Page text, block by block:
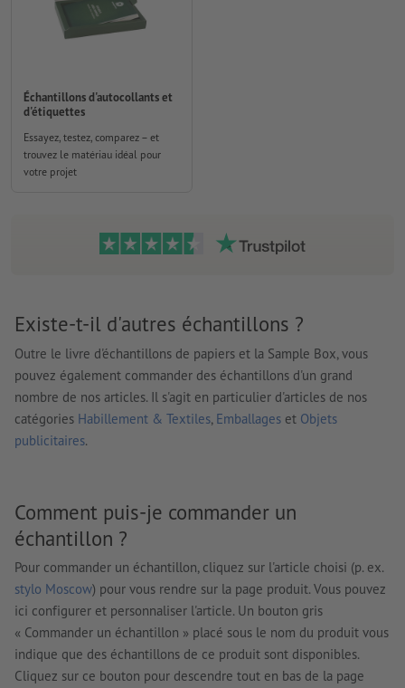
Échantillons d'autocollants et
d'étiquettes
Essayez, testez, comparez – et
trouvez le matériau idéal pour
votre projet
Existe-t-il d'autres échantillons ?
Outre le livre d'échantillons de papiers et la Sample Box, vous
pouvez également commander des échantillons d'un grand
nombre de nos articles. Il s'agit en particulier d'articles de nos
catégories Habillement & Textiles, Emballages et Objets
publicitaires.
Comment puis-je commander un
échantillon ?
Pour commander un échantillon, cliquez sur l'article choisi (p. ex.
stylo Moscow) pour vous rendre sur la page produit. Vous pouvez
ici configurer et personnaliser l'article. Un bouton gris
« Commander un échantillon » placé sous le nom du produit vous
indique que des échantillons de ce produit sont disponibles.
Cliquez sur ce bouton pour descendre tout en bas de la page